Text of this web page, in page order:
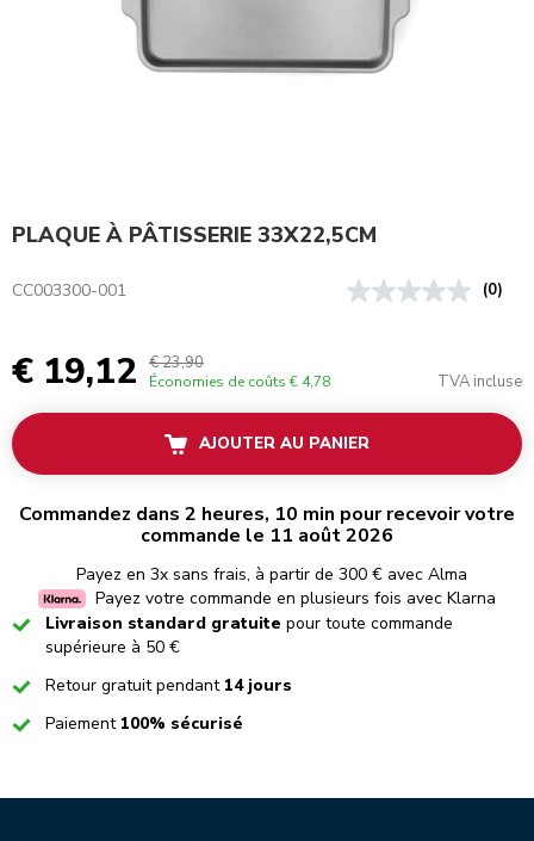
PLAQUE À PÂTISSERIE 33X22,5CM
CC003300-001 (0)
€ 19,12 € 23,90
Économies de coûts € 4,78 TVA incluse
AJOUTER AU PANIER
Commandez dans 2 heures, 10 min pour recevoir votre
commande le 11 août 2026
Payez en 3x sans frais, à partir de 300 € avec Alma
Payez votre commande en plusieurs fois avec Klarna
CheckedLivraison standard gratuite pour toute commande
supérieure à 50 €
CheckedRetour gratuit pendant 14 jours
CheckedPaiement 100% sécurisé